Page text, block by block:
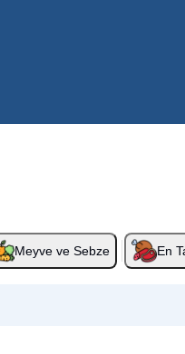
Meyve ve Sebze En